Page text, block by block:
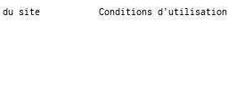
du site Conditions d’utilisation